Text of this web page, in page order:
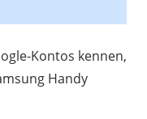
Kontos kennen,
Handy